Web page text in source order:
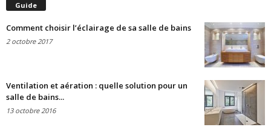
Guide
Comment choisir l’éclairage de sa salle de bains
2 octobre 2017
Ventilation et aération : quelle solution pour un
salle de bains...
13 octobre 2016